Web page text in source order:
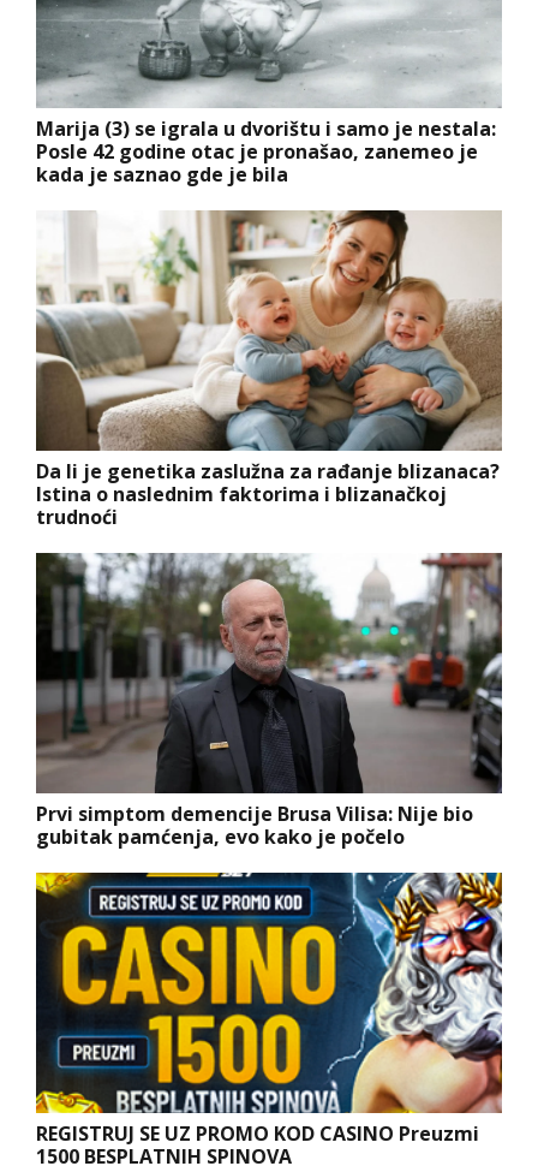
Marija (3) se igrala u dvorištu i samo je nestala:
Posle 42 godine otac je pronašao, zanemeo je
kada je saznao gde je bila
Da li je genetika zaslužna za rađanje blizanaca?
Istina o naslednim faktorima i blizanačkoj
trudnoći
Prvi simptom demencije Brusa Vilisa: Nije bio
gubitak pamćenja, evo kako je počelo
REGISTRUJ SE UZ PROMO KOD CASINO Preuzmi
1500 BESPLATNIH SPINOVA